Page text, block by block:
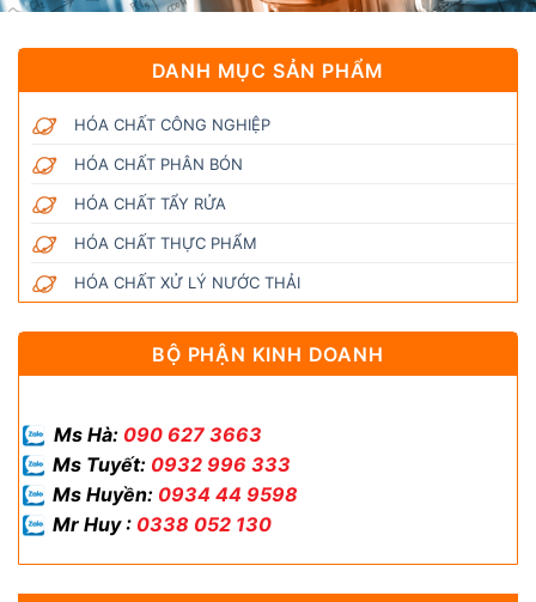
DANH MỤC SẢN PHẨM
HÓA CHẤT CÔNG NGHIỆP
HÓA CHẤT PHÂN BÓN
HÓA CHẤT TẨY RỬA
HÓA CHẤT THỰC PHẨM
HÓA CHẤT XỬ LÝ NƯỚC THẢI
BỘ PHẬN KINH DOANH
Ms Hà: 090 627 3663
Ms Tuyết: 0932 996 333
Ms Huyền: 0934 44 9598
Mr Huy : 0338 052 130